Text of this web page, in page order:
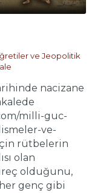
ve Jeopolitik
nacizane
milli-guc-
ve-
rütbelerin
olan
olduğunu,
genç gibi